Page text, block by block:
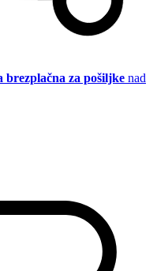
brezplačna za pošiljke nad